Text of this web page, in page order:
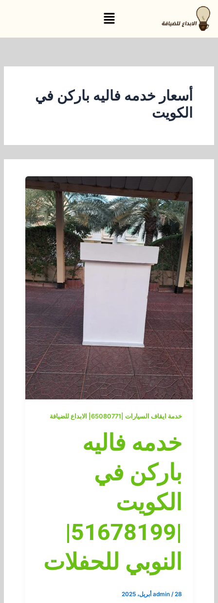
تخطي
إلى
المحتوى
القائمة
أسعار خدمه فاليه باركن في
الكويت
خدمة ايقاف السيارات |65080771| الابداع للضيافة
خدمه فاليه
باركن في
الكويت
|51678199|
النوبي للحفلات
admin /28 أبريل، 2025